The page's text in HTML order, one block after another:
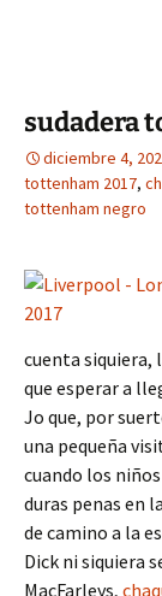
sudadera
diciembre 4,
tottenham 2017,
tottenham negro
cuenta siquiera,
que esperar a
Jo que, por
una pequeña
cuando los
duras penas en
de camino a la
Dick ni siquiera
MacFarleys,